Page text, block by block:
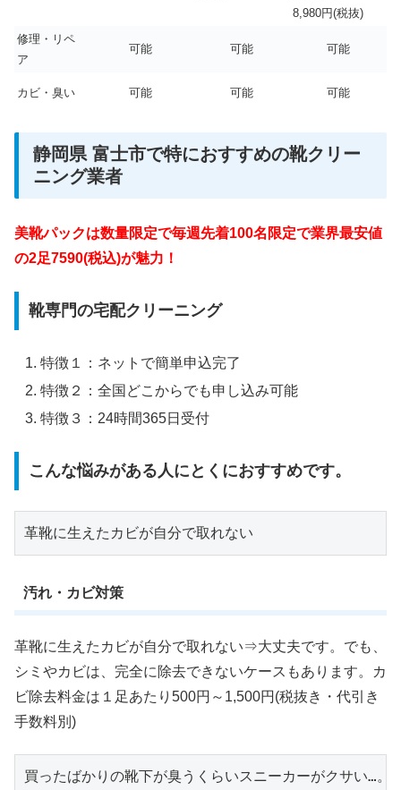
8,980円(税抜)
修理・リペ
ア
可能 可能 可能
カビ・臭い 可能 可能 可能
静岡県 富士市で特におすすめの靴クリー
ニング業者
美靴パックは数量限定で毎週先着100名限定で業界最安値
の2足7590(税込)が魅力！
靴専門の宅配クリーニング
特徴１：ネットで簡単申込完了
特徴２：全国どこからでも申し込み可能
特徴３：24時間365日受付
こんな悩みがある人にとくにおすすめです。
革靴に生えたカビが自分で取れない
汚れ・カビ対策
革靴に生えたカビが自分で取れない⇒大丈夫です。でも、
シミやカビは、完全に除去できないケースもあります。カ
ビ除去料金は１足あたり500円～1,500円(税抜き・代引き
手数料別)
買ったばかりの靴下が臭うくらいスニーカーがクサい…。